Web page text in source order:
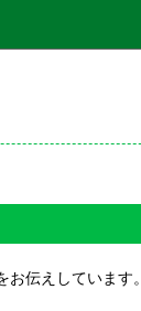
伝えしています。